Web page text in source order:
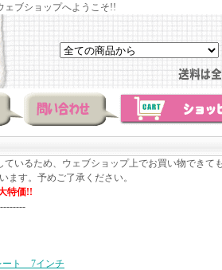
ェブショップへようこそ!!
ているため、ウェブショップ上でお買い物できて
ます。予めご了承ください。
特価!!
ート 7インチ